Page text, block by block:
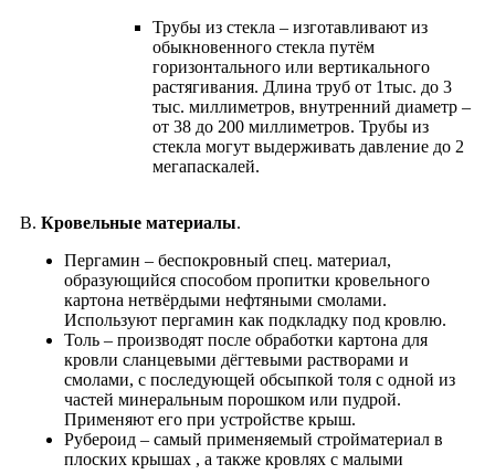
Трубы из стекла – изготавливают из
обыкновенного стекла путём
горизонтального или вертикального
растягивания. Длина труб от 1тыс. до 3
тыс. миллиметров, внутренний диаметр –
от 38 до 200 миллиметров. Трубы из
стекла могут выдерживать давление до 2
мегапаскалей.
В. Кровельные материалы.
Пергамин – беспокровный спец. материал,
образующийся способом пропитки кровельного
картона нетвёрдыми нефтяными смолами.
Используют пергамин как подкладку под кровлю.
Толь – производят после обработки картона для
кровли сланцевыми дёгтевыми растворами и
смолами, с последующей обсыпкой толя с одной из
частей минеральным порошком или пудрой.
Применяют его при устройстве крыш.
Рубероид – самый применяемый стройматериал в
плоских крышах , а также кровлях с малыми